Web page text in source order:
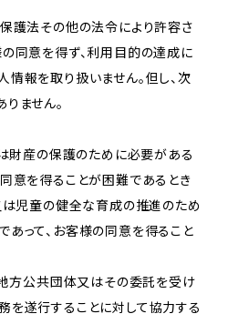
護法その他の法令により許容さ
同意を得ず、利用目的の達成に
報を取り扱いません。但し、次
ません。
は財産の保護のために必要がある
意を得ることが困難であるとき
は児童の健全な育成の推進のため
って、お客様の同意を得ること
地方公共団体又はその委託を受け
を遂行することに対して協力する